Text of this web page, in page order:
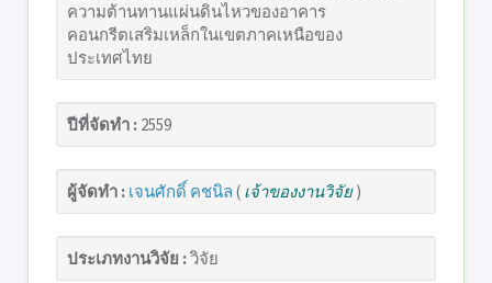
ความต้านทานแผ่นดินไหวของอาคาร
คอนกรีตเสริมเหล็กในเขตภาคเหนือของ
ประเทศไทย
ปีที่จัดทำ : 2559
ผู้จัดทำ : เจนศักดิ์ คชนิล ( เจ้าของงานวิจัย)
ประเภทงานวิจัย :วิจัย